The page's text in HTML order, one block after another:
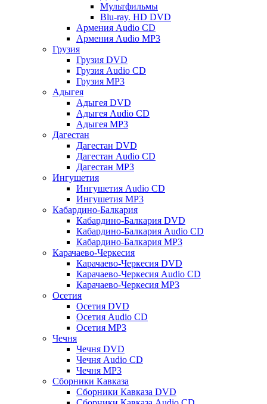
Мультфильмы
Blu-ray. HD DVD
Армения Audio CD
Армения Audio MP3
Грузия
Грузия DVD
Грузия Audio CD
Грузия MP3
Адыгея
Адыгея DVD
Адыгея Audio CD
Адыгея MP3
Дагестан
Дагестан DVD
Дагестан Audio CD
Дагестан MP3
Ингушетия
Ингушетия Audio CD
Ингушетия MP3
Кабардино-Балкария
Кабардино-Балкария DVD
Кабардино-Балкария Audio CD
Кабардино-Балкария MP3
Карачаево-Черкесия
Карачаево-Черкесия DVD
Карачаево-Черкесия Audio CD
Карачаево-Черкесия MP3
Осетия
Осетия DVD
Осетия Audio CD
Осетия MP3
Чечня
Чечня DVD
Чечня Audio CD
Чечня MP3
Сборники Кавказа
Сборники Кавказа DVD